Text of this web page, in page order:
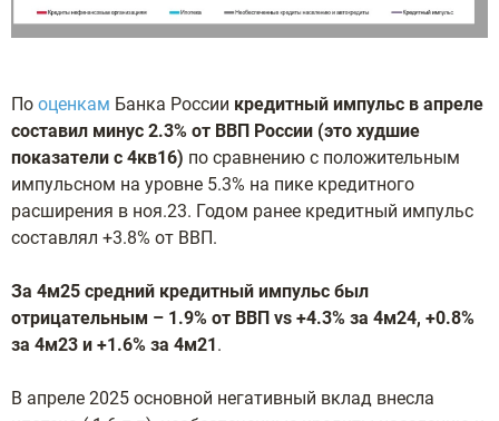
По оценкам Банка России кредитный импульс в апреле
составил минус 2.3% от ВВП России (это худшие
показатели с 4кв16) по сравнению с положительным
импульсном на уровне 5.3% на пике кредитного
расширения в ноя.23. Годом ранее кредитный импульс
составлял +3.8% от ВВП.
За 4м25 средний кредитный импульс был
отрицательным – 1.9% от ВВП vs +4.3% за 4м24, +0.8%
за 4м23 и +1.6% за 4м21 .
В апреле 2025 основной негативный вклад внесла